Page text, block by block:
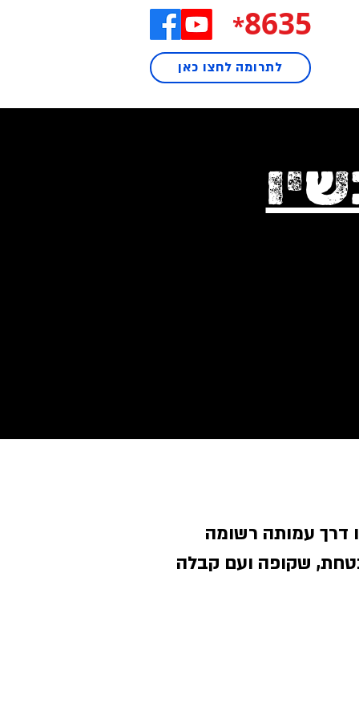
8635
*
לתרומה לחצו כאן
דרך עמותה רשומה
שקופה ועם קבלה